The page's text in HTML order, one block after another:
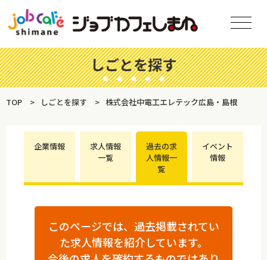
しごとを探す
TOP しごとを探す 株式会社中電工エレテック広島・島根
企業情報
求人情報
一覧
過去の求
人情報一
覧
イベント
情報
このページでは、過去掲載されてい
た求人情報を紹介しています。